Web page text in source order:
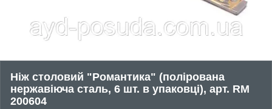
Ніж столовий "Романтика" (полірована
нержавіюча сталь, 6 шт. в упаковці), арт. RM
200604